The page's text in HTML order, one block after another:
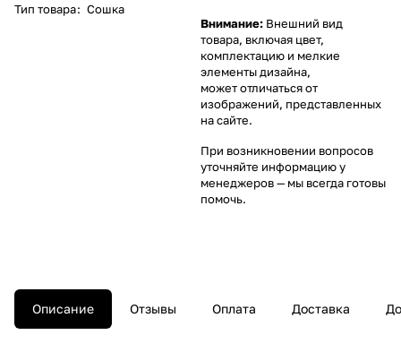
Тип товара: Сошка
Внимание: Внешний вид
товара, включая цвет,
комплектацию и мелкие
элементы дизайна,
может отличаться от
изображений, представленных
на сайте.
При возникновении вопросов
уточняйте информацию у
менеджеров— мы всегда готовы
помочь.
Описание Отзывы Оплата Доставка